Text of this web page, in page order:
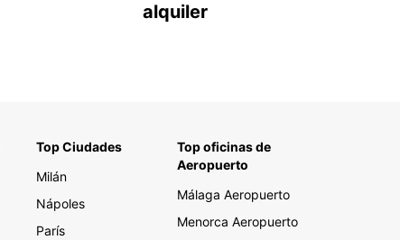
alquiler
Top Ciudades
Milán
Nápoles
París
Top oficinas de
Aeropuerto
Málaga Aeropuerto
Menorca Aeropuerto